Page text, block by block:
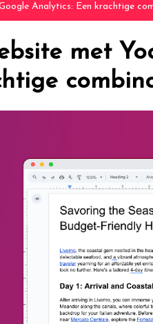
Analytics: Een krachtige
met